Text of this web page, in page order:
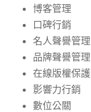
博客管理
口碑行銷
名人聲譽管理
品牌聲譽管理
在線版權保護
影響力行銷
數位公關